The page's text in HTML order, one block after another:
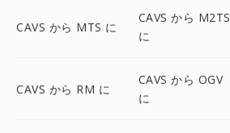
CAVS から MTS に
CAVS から M2TS
に
CAVS から RM に
CAVS から OGV
に